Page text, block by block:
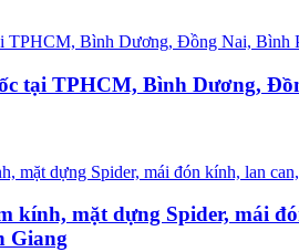
tại TPHCM, Bình Dương,
kính, mặt dựng Spider, mái
Giang